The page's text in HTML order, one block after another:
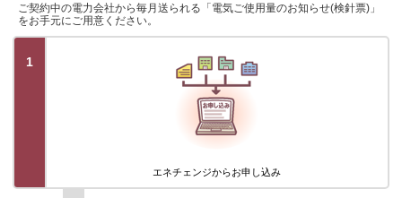
ご契約中の電力会社から毎月送られる「電気ご使用量のお知らせ(検針票)」
をお手元にご用意ください。
1
エネチェンジからお申し込み